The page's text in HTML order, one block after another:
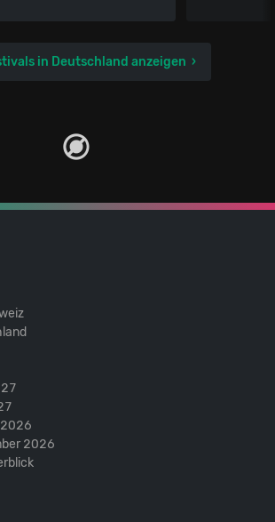
in Deutschland anzeigen
2026
2026